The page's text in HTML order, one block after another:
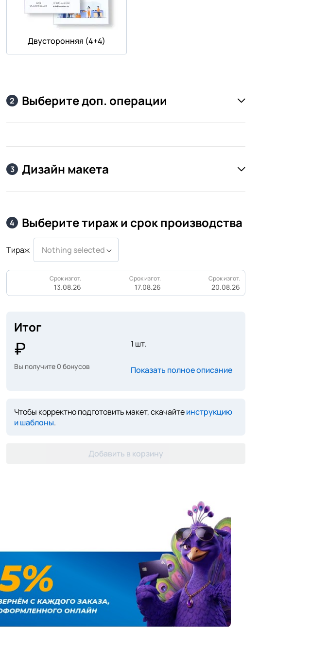
Двусторонняя (4+4)
2 Выберите доп. операции
3 Дизайн макета
4 Выберите тираж и срок производства
Тираж Nothing selected
Срок изгот.
13.08.26
Срок изгот.
17.08.26
Срок изгот.
20.08.26
Итог
Вы получите 0 бонусов
1 шт.
Показать полное описание
Чтобы корректно подготовить макет, скачайтеинструкцию
и шаблоны.
Добавить в корзину